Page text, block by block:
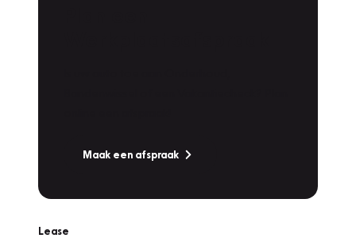
Maak een afspraak
Lease